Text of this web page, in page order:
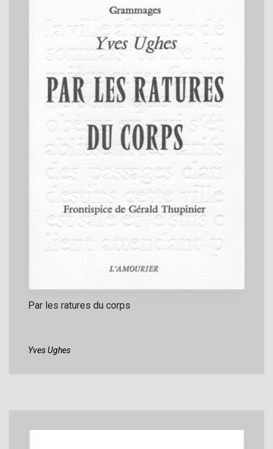
Par les ratures du corps
Yves Ughes